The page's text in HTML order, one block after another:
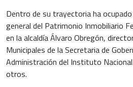
Dentro de su trayectoria ha
general del Patrimonio Inmobiliario
en la alcaldía Álvaro Obregón,
Municipales de la Secretaria de
Administración del Instituto
otros.